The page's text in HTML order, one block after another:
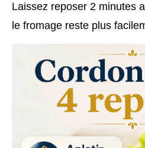
Laissez reposer 2 minutes
le fromage reste plus